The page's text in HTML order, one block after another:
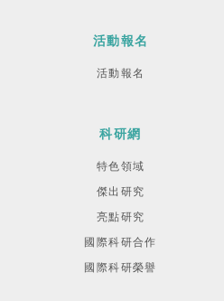
活動報名
活動報名
科研網
特色領域
傑出研究
亮點研究
國際科研合作
國際科研榮譽